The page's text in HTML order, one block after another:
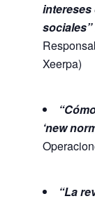
intereses
sociales”
Xeerpa)
‘new
“La